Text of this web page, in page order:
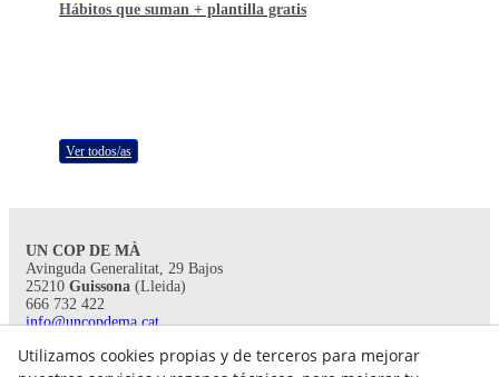
Hábitos que suman + plantilla gratis
Ver todos/as
UN COP DE MÀ
Avinguda Generalitat, 29 Bajos
25210 Guissona (Lleida)
666 732 422
info@uncopdema.cat
!SÍGUENOS!
Utilizamos cookies propias y de terceros para mejorar